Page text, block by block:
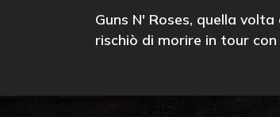
Guns N' Roses, quella volta
rischiò di morire in tour